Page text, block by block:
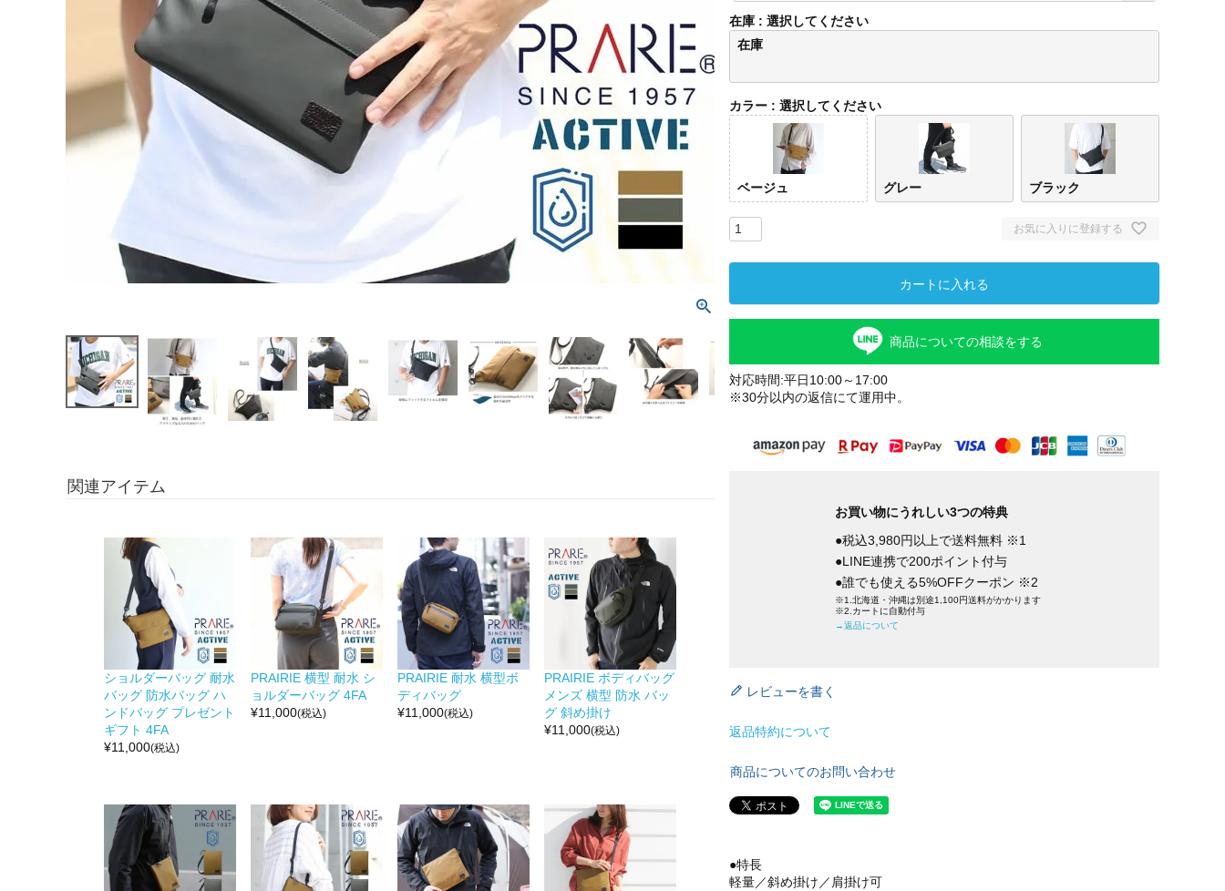
関連アイテム
ショルダーバッグ 耐水
バッグ 防水バッグ ハ
ンドバッグ プレゼント
ギフト 4FA
¥11,000(税込)
PRAIRIE 横型 耐水 シ
ョルダーバッグ 4FA
¥11,000(税込)
PRAIRIE 耐水 横型ボ
ディバッグ
¥11,000(税込)
PRAIRIE ボディバッグ
メンズ 横型 防水 バッ
グ 斜め掛け
¥11,000(税込)
)
在庫
選択してください
在庫
カラー 選択してください
ベージュ グレー ブラック
お気に入りに登録する
カートに入れる
商品についての相談をする
対応時間:平日10:00～17:00
※30分以内の返信にて運用中。
お買い物にうれしい3つの特典
●税込3,980円以上で送料無料 ※1
●LINE連携で200ポイント付与
●誰でも使える5%OFFクーポン ※2
※1.北海道・沖縄は別途1,100円送料がかかります
※2.カートに自動付与
→返品について
レビューを書く
返品特約について
商品についてのお問い合わせ
●特長
軽量／斜め掛け／肩掛け可